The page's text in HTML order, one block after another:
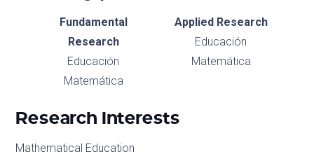
Fundamental
Research
Educación
Matemática
Applied Research
Educación
Matemática
Research Interests
Mathematical Education